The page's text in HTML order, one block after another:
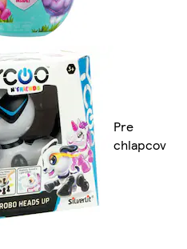
Pre
chlapcov